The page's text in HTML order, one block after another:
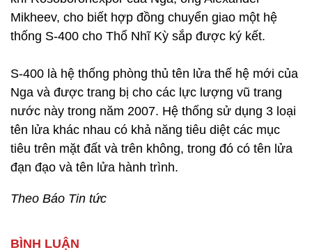
Mikheev, cho biết hợp đồng chuyển giao một hệ
thống S-400 cho Thổ Nhĩ Kỳ sắp được ký kết.
S-400 là hệ thống phòng thủ tên lửa thế hệ mới của
Nga và được trang bị cho các lực lượng vũ trang
nước này trong năm 2007. Hệ thống sử dụng 3 loại
tên lửa khác nhau có khả năng tiêu diệt các mục
tiêu trên mặt đất và trên không, trong đó có tên lửa
đạn đạo và tên lửa hành trình.
Theo Báo Tin tức